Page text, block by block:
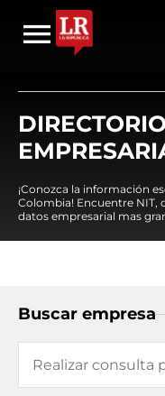
¡Conozca la información
Colombia! Encuentre NIT,
datos empresarial mas
Buscar empresa